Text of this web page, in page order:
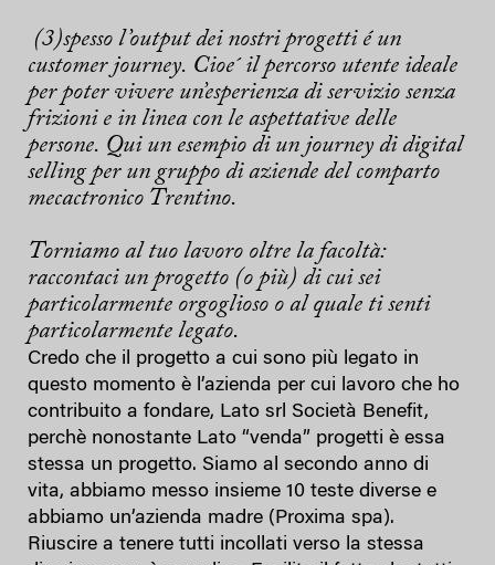
(3)spesso l’output dei nostri progetti é un
customer journey. Cioe´ il percorso utente ideale
per poter vivere un’esperienza di servizio senza
frizioni e in linea con le aspettative delle
persone. Qui un esempio di un journey di digital
selling per un gruppo di aziende del comparto
mecactronico Trentino.
Torniamo al tuo lavoro oltre la facoltà:
raccontaci un progetto (o più) di cui sei
particolarmente orgoglioso o al quale ti senti
particolarmente legato.
Credo che il progetto a cui sono più legato in
questo momento è l’azienda per cui lavoro che ho
contribuito a fondare, Lato srl Società Benefit,
perchè nonostante Lato “venda” progetti è essa
stessa un progetto. Siamo al secondo anno di
vita, abbiamo messo insieme 10 teste diverse e
abbiamo un’azienda madre (Proxima spa).
Riuscire a tenere tutti incollati verso la stessa